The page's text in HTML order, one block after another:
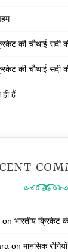
की चौथाई
की चौथाई सदी
हैं
on भारतीय क्रिकेट
on मानसिक